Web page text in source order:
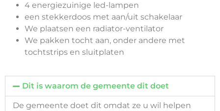
4 energiezuinige led-lampen
een stekkerdoos met aan/uit schakelaar
We plaatsen een radiator-ventilator
We pakken tocht aan, onder andere met
tochtstrips en sluitplaten
Dit is waarom de gemeente dit doet
De gemeente doet dit omdat ze u wil helpen